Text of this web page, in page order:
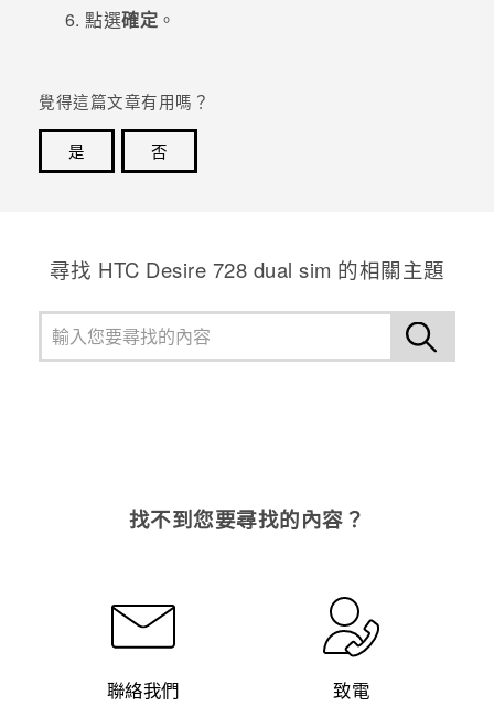
點選確定 。
覺得這篇文章有用嗎？
是
否
尋找 HTC Desire 728 dual sim 的相關主題
找不到您要尋找的內容？
聯絡我們 致電